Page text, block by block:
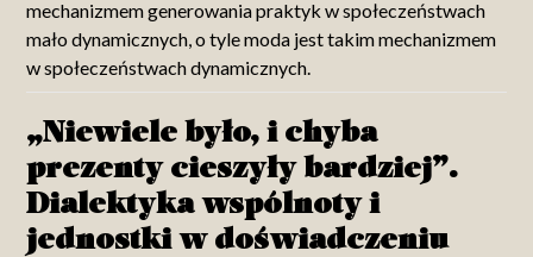
mechanizmem generowania praktyk w społeczeństwach
mało dynamicznych, o tyle moda jest takim mechanizmem
w społeczeństwach dynamicznych.
„Niewiele było, i chyba
prezenty cieszyły bardziej”.
Dialektyka wspólnoty i
jednostki w doświadczeniu